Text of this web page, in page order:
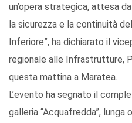
un’opera strategica, attesa
la sicurezza e la continuità
Inferiore”, ha dichiarato il
regionale alle Infrastrutture,
questa mattina a Maratea.
L’evento ha segnato il
galleria “Acquafredda”,